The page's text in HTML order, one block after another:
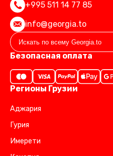
+995 511 14 77 85
info@georgia.to
Безопасная оплата
Регионы Грузии
Аджария
Гурия
Имерети